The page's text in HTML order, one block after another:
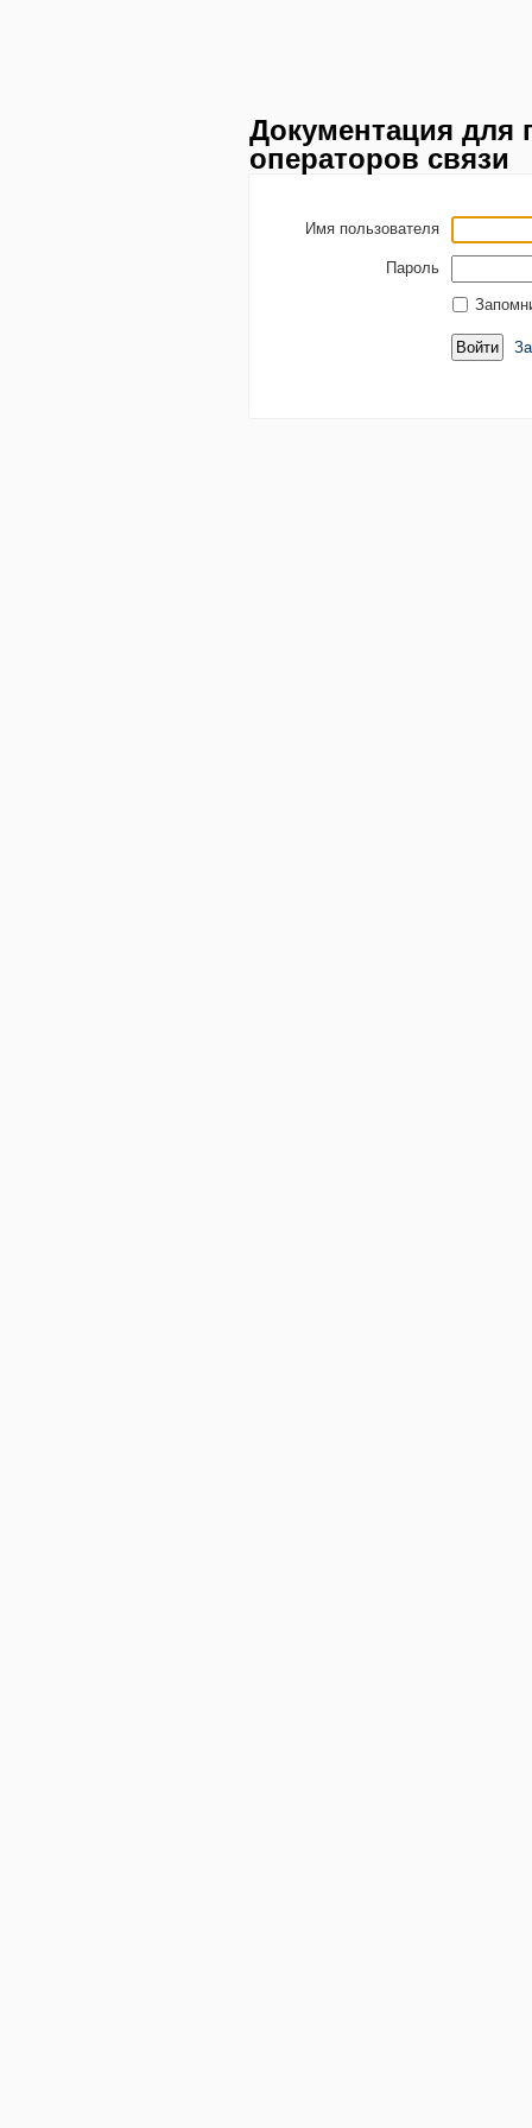
Документация для
операторов связи
Имя пользователя
Пароль